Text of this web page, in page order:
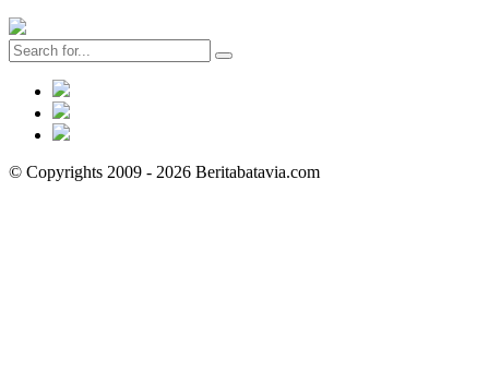
© Copyrights 2009 - 2026 Beritabatavia.com